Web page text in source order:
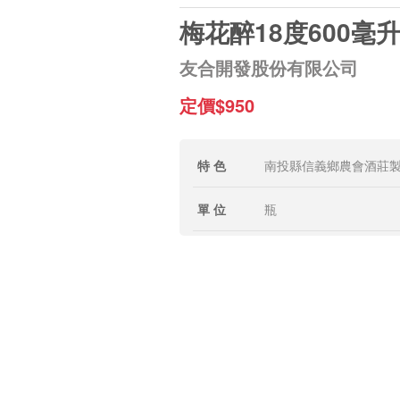
梅花醉18度600毫升
友合開發股份有限公司
定價$950
特 色 南投縣信義鄉農會酒莊
單 位 瓶